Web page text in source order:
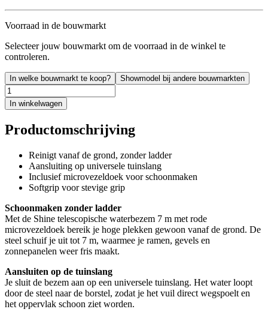
Voorraad in de bouwmarkt
Selecteer jouw bouwmarkt om de voorraad in de winkel te
controleren.
In welke bouwmarkt te koop? Showmodel bij andere bouwmarkten
In winkelwagen
Productomschrijving
Reinigt vanaf de grond, zonder ladder
Aansluiting op universele tuinslang
Inclusief microvezeldoek voor schoonmaken
Softgrip voor stevige grip
Schoonmaken zonder ladder
Met de Shine telescopische waterbezem 7 m met rode
microvezeldoek bereik je hoge plekken gewoon vanaf de grond. De
steel schuif je uit tot 7 m, waarmee je ramen, gevels en
zonnepanelen weer fris maakt.
Aansluiten op de tuinslang
Je sluit de bezem aan op een universele tuinslang. Het water loopt
door de steel naar de borstel, zodat je het vuil direct wegspoelt en
het oppervlak schoon ziet worden.